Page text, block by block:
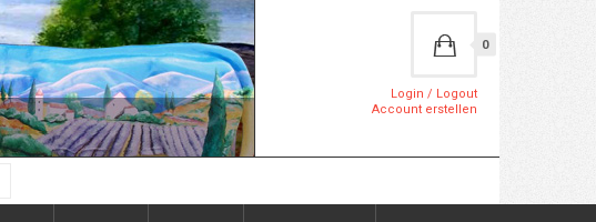
0
Login / Logout
Account erstellen